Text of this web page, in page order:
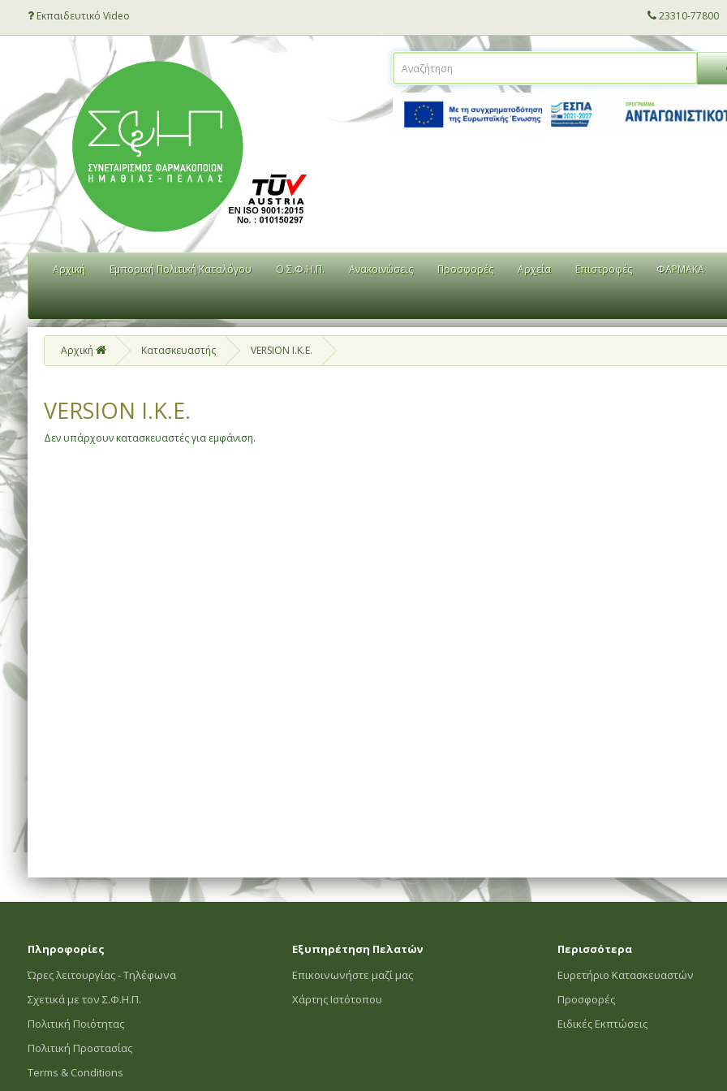
Εκπαιδευτικό Video 23310-77800
Αρχική Εμπορική Πολιτική Καταλόγου Ο Σ.Φ.Η.Π. Ανακοινώσεις Προσφορές Αρχεία Επιστροφές ΦΑΡΜΑΚΑ
Αρχική Κατασκευαστής VERSION I.K.E.
VERSION I.K.E.
Δεν υπάρχουν κατασκευαστές για εμφάνιση.
Πληροφορίες
Ώρες λειτουργίας - Τηλέφωνα
Σχετικά με τον Σ.Φ.Η.Π.
Πολιτική Ποιότητας
Πολιτική Προστασίας
Terms & Conditions
Εξυπηρέτηση Πελατών
Επικοινωνήστε μαζί μας
Χάρτης Ιστότοπου
Περισσότερα
Ευρετήριο Κατασκευαστών
Προσφορές
Ειδικές Εκπτώσεις